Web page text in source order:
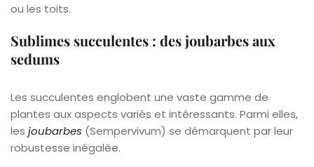
ou les toits.
Sublimes succulentes : des joubarbes aux
sedums
Les succulentes englobent une vaste gamme de
plantes aux aspects variés et intéressants. Parmi elles,
les joubarbes (Sempervivum) se démarquent par leur
robustesse inégalée.